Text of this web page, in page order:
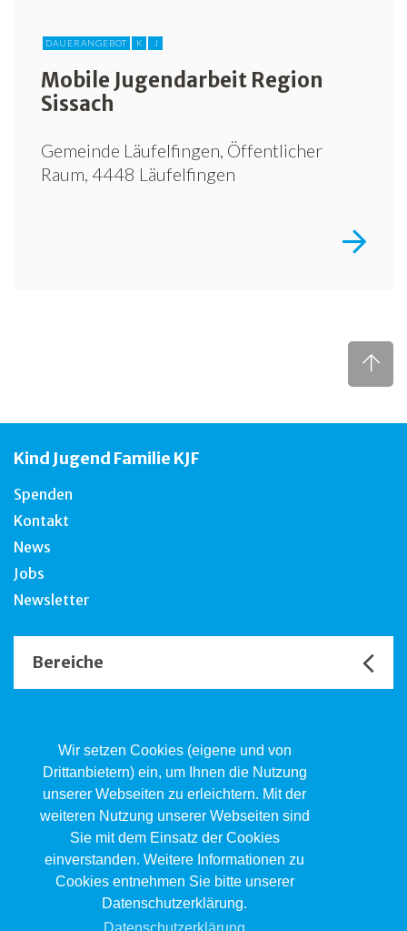
Wir setzen Cookies (eigene und von
Drittanbietern) ein, um Ihnen die Nutzung
unserer Webseiten zu erleichtern. Mit der
weiteren Nutzung unserer Webseiten sind
Sie mit dem Einsatz der Cookies
einverstanden. Weitere Informationen zu
Cookies entnehmen Sie bitte unserer
Datenschutzerklärung.
DAUERANGEBOT K J
Mobile Jugendarbeit Region
Sissach
Gemeinde Läufelfingen, Öffentlicher
Raum, 4448 Läufelfingen
Kind Jugend Familie KJF
Spenden
Kontakt
News
Jobs
Newsletter
Bereiche
Kind.Jugend.Familie KJF
Poststrasse 2, Postfach, 4410 Liestal
061 551 17 77
kjf@jsw.swiss